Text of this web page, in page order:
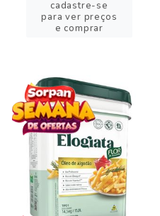
cadastre-se
para ver preços
e comprar